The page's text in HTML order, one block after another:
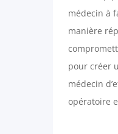
médecin à
manière
pour créer
médecin
opératoire